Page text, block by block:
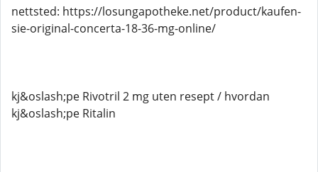
nettsted: https://losungapotheke.net/product/kaufen-
sie-original-concerta-18-36-mg-online/
kj&oslash;pe Rivotril 2 mg uten resept / hvordan
kj&oslash;pe Ritalin